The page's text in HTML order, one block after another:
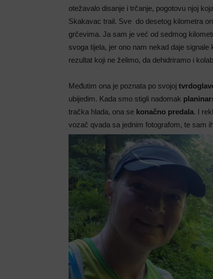
otežavalo disanje i trčanje, pogotovu njoj
Skakavac trail. Sve do desetog kilometra
grčevima. Ja sam je već od sedmog
svoga tijela, jer ono nam nekad daje
rezultat koji ne želimo, da dehidriramo i
Međutim ona je poznata po svojoj
ubijedim. Kada smo stigli nadomak
tračka hlada, ona se konačno predala. I
vozač qvada sa jednim fotografom, te sam